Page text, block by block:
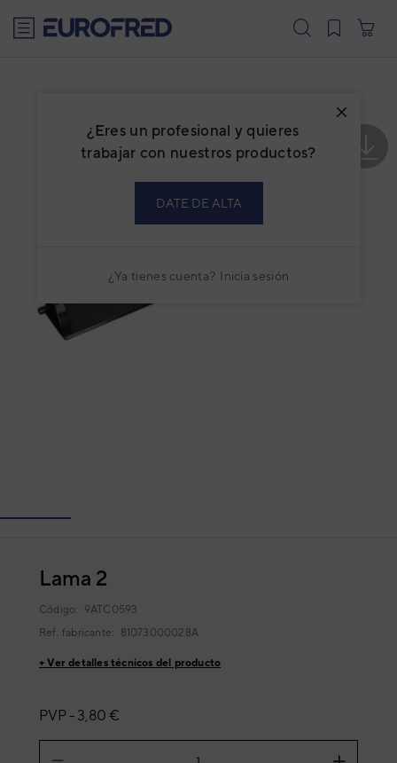
¿Eres un profesional y quieres
trabajar con nuestros productos?
DATE DE ALTA
¿Ya tienes cuenta? Inicia sesión
Lama 2
Código: 9ATC0593
Ref. fabricante: 81073000028A
+ Ver detalles técnicos del producto
PVP - 3,80 €